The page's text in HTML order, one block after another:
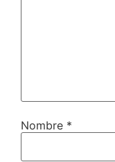
Nombre *